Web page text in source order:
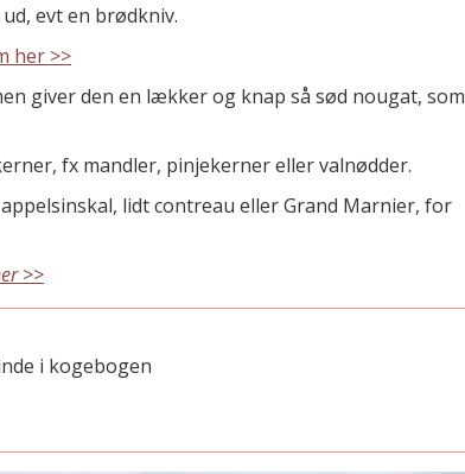
evt en brødkniv.
her >>
giver den en lækker og knap så sød nougat, som
fx mandler, pinjekerner eller valnødder.
lidt contreau eller Grand Marnier, for
>>
i kogebogen